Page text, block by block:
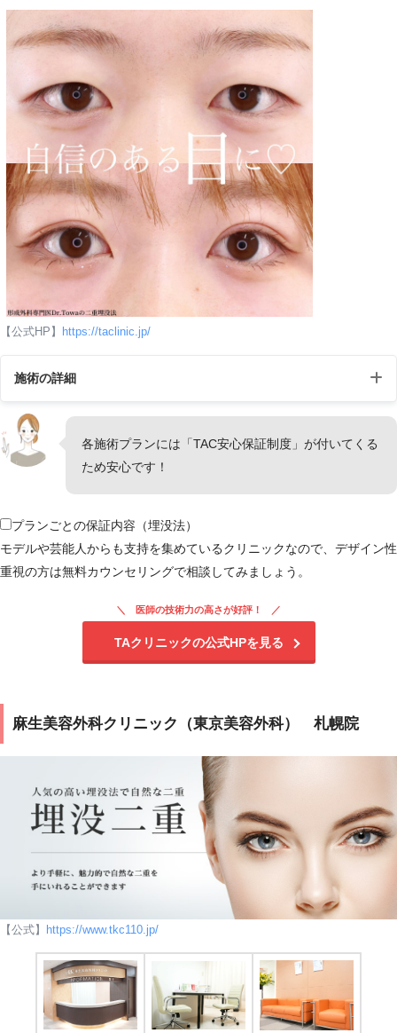
【公式HP】 https://taclinic.jp/
施術の詳細
説明
二重埋没法とは、一針と糸で行う手軽に理想
のラインをつくる二重術。
施術の
副作用
（リス
腫れ、痛み、内出血等
両目：12,900〜286,000円
各施術プランには「TAC安心保証制度」が付いてくる
ため安心です！
プランごとの保証内容（埋没法）
モデルや芸能人からも支持を集めているクリニックなので、デザイン性
重視の方は無料カウンセリングで相談してみましょう。
医師の技術力の高さが好評！
TAクリニックの公式HPを見る
麻生美容外科クリニック（東京美容外科） 札幌院
【公式】 https://www.tkc110.jp/